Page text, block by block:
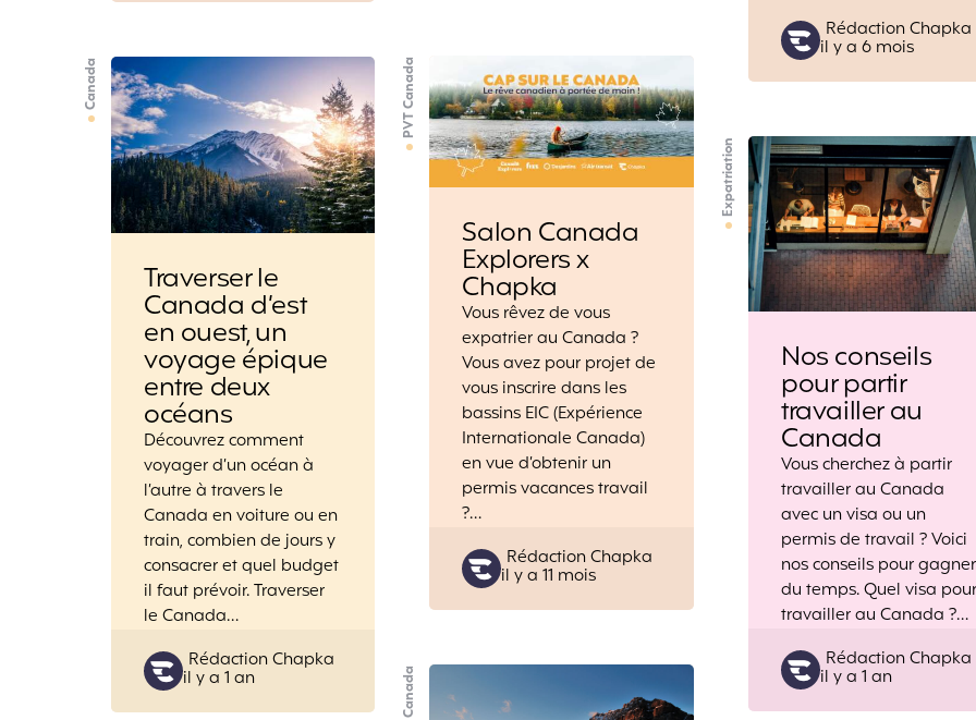
Posted
by
Rédaction Chapka
il y a 6 mois
PVT Canada
Salon Canada
Explorers x
Chapka
Vous rêvez de vous
expatrier au Canada ?
Vous avez pour projet de
vous inscrire dans les
bassins EIC (Expérience
Internationale Canada)
en vue d’obtenir un
permis vacances travail
?…
Posted
by
Rédaction Chapka
il y a 11 mois
Canada
Traverser le
Canada d’est
en ouest, un
voyage épique
entre deux
océans
Découvrez comment
voyager d’un océan à
l’autre à travers le
Canada en voiture ou en
train, combien de jours y
consacrer et quel budget
il faut prévoir. Traverser
le Canada…
Posted
by
Rédaction Chapka
il y a 1 an
Expatriation
Nos conseils
pour partir
travailler au
Canada
Vous cherchez à partir
travailler au Canada
avec un visa ou un
permis de travail ? Voici
nos conseils pour gagner
du temps. Quel visa pour
travailler au Canada ?…
Posted
by
Rédaction Chapka
il y a 1 an
Canada